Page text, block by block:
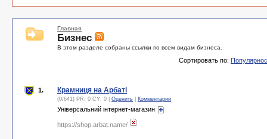
Главная
Бизнес
В этом разделе собраны ссылки по всем видам бизнеса.
Сортировать по:
1. Крамниця на Арбаті
(0/641) PR: 0 CY: 0 | Оценить Комментарии
Універсальний інтернет-магазин
https://shop.arbat.name/